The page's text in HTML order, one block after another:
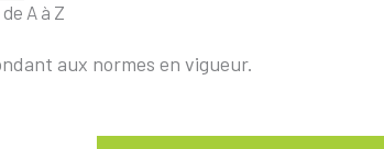
A à Z
aux normes en vigueur.